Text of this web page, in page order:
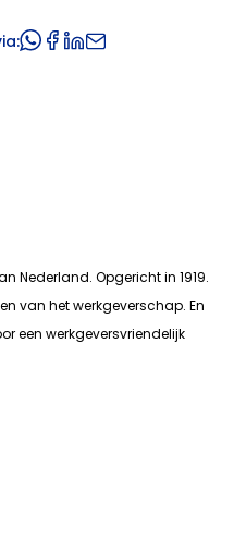
Nederland. Opgericht in 1919.
van het werkgeverschap. En
een werkgeversvriendelijk